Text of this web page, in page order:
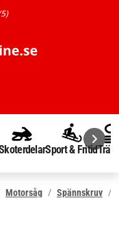
Sport & Fritid
Motorsåg Spännskruv